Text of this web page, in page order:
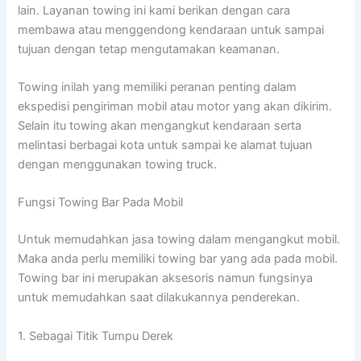
lain. Layanan towing ini kami berikan dengan cara
membawa atau menggendong kendaraan untuk sampai
tujuan dengan tetap mengutamakan keamanan.
Towing inilah yang memiliki peranan penting dalam
ekspedisi pengiriman mobil atau motor yang akan dikirim.
Selain itu towing akan mengangkut kendaraan serta
melintasi berbagai kota untuk sampai ke alamat tujuan
dengan menggunakan towing truck.
Fungsi Towing Bar Pada Mobil
Untuk memudahkan jasa towing dalam mengangkut mobil.
Maka anda perlu memiliki towing bar yang ada pada mobil.
Towing bar ini merupakan aksesoris namun fungsinya
untuk memudahkan saat dilakukannya penderekan.
1. Sebagai Titik Tumpu Derek